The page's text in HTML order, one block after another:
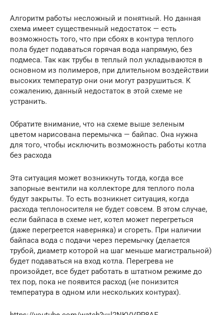
Алгоритм работы несложный и понятный. Но данная
схема имеет существенный недостаток — есть
возможность того, что при сбоях в контура теплого
пола будет подаваться горячая вода напрямую, без
подмеса. Так как трубы в теплый пол укладываются в
основном из полимеров, при длительном воздействии
высоких температур они они могут разрушиться. К
сожалению, данный недостаток в этой схеме не
устранить.
Обратите внимание, что на схеме выше зеленым
цветом нарисована перемычка — байпас. Она нужна
для того, чтобы исключить возможность работы котла
без расхода
Эта ситуация может возникнуть тогда, когда все
запорные вентили на коллекторе для теплого пола
будут закрыты. То есть возникнет ситуация, когда
расхода теплоносителя не будет совсем. В этом случае,
если байпаса в схеме нет, котел может перегреться
(даже перегреется наверняка) и сгореть. При наличии
байпаса вода с подачи через перемычку (делается
трубой, диаметр которой на шаг меньше магистральной)
будет подаваться на вход котла. Перегрева не
произойдет, все будет работать в штатном режиме до
тех пор, пока не появится расход (не понизится
температура в одном или нескольких контурах).